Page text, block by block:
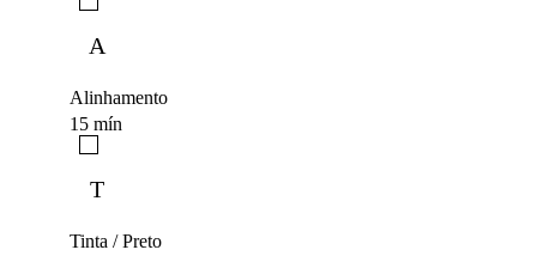
A
Alinhamento
15 mín
T
Tinta / Preto